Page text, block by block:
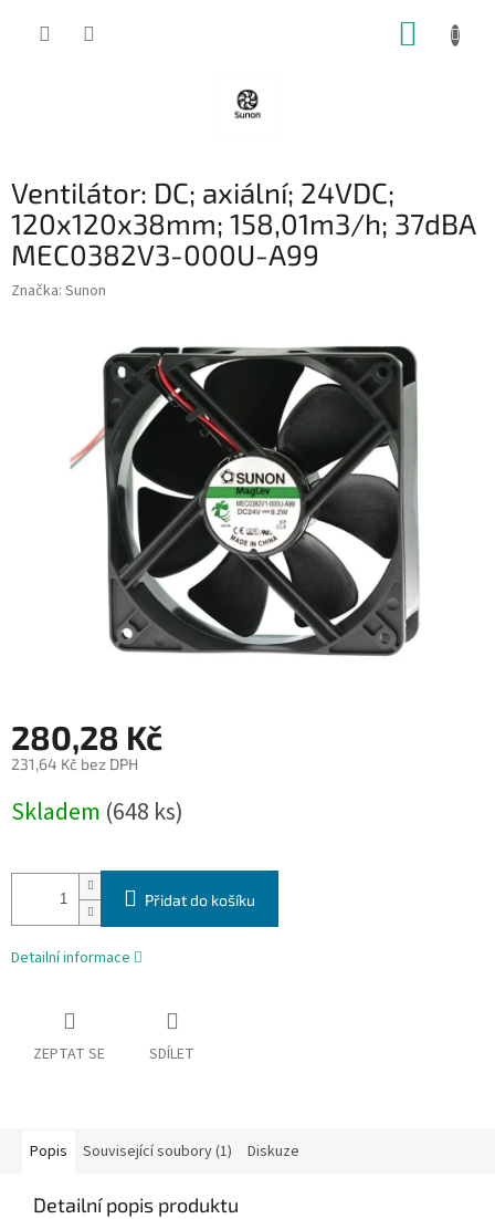
Ventilátor: DC; axiální; 24VDC;
120x120x38mm; 158,01m3/h; 37dBA
MEC0382V3-000U-A99
Značka: Sunon
280,28 Kč
231,64 Kč bez DPH
cena:
Skladem (648 ks)
Přidat do košíku
Detailní informace
ZEPTAT SE SDÍLET
Popis Související soubory (1) Diskuze
Detailní popis produktu